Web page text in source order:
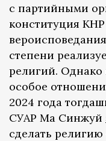
с партийными
конституция
степени
религий. Однако
особое
2024 года
СУАР Ма Синжуй
сделать